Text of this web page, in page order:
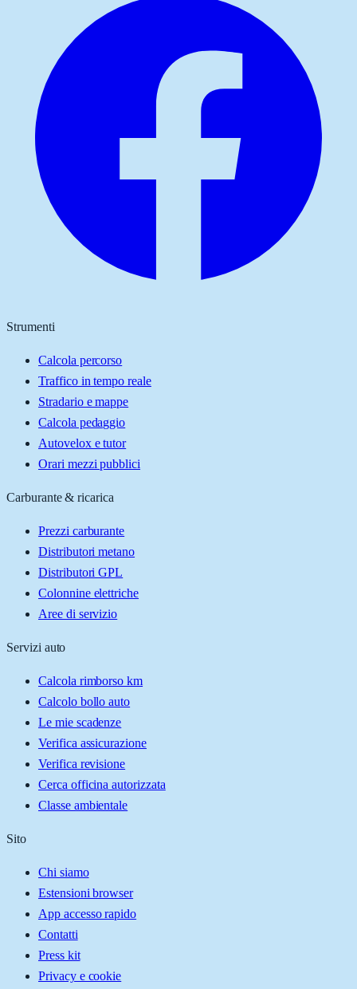
Strumenti
Calcola percorso
Traffico in tempo reale
Stradario e mappe
Calcola pedaggio
Autovelox e tutor
Orari mezzi pubblici
Carburante & ricarica
Prezzi carburante
Distributori metano
Distributori GPL
Colonnine elettriche
Aree di servizio
Servizi auto
Calcola rimborso km
Calcolo bollo auto
Le mie scadenze
Verifica assicurazione
Verifica revisione
Cerca officina autorizzata
Classe ambientale
Sito
Chi siamo
Estensioni browser
App accesso rapido
Contatti
Press kit
Privacy e cookie